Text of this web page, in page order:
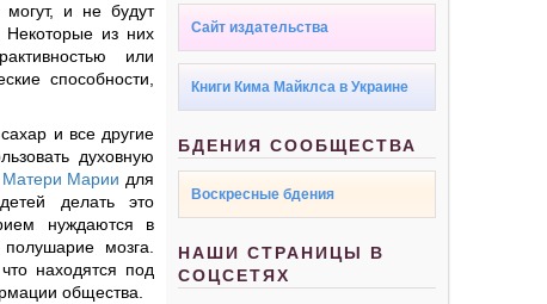
могут, и не будут
Некоторые из них
или
способности,
и все другие
духовную
Матери Марии для
делать это
нуждаются в
мозга.
находятся под
общества.
Сайт издательства
Книги Кима Майклса в Украине
БДЕНИЯ СООБЩЕСТВА
Воскресные бдения
НАШИ СТРАНИЦЫ В
СОЦСЕТЯХ